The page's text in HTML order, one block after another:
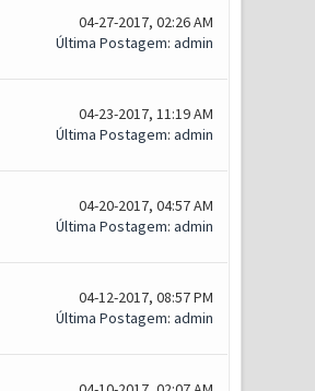
04-27-2017, 02:26 AM
Última Postagem: admin
04-23-2017, 11:19 AM
Última Postagem: admin
04-20-2017, 04:57 AM
Última Postagem: admin
04-12-2017, 08:57 PM
Última Postagem: admin